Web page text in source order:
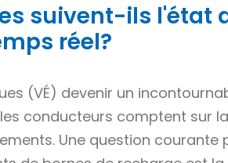
suivent-ils l'état
réel?
(VÉ) devenir un
conducteurs comptent sur
Une question